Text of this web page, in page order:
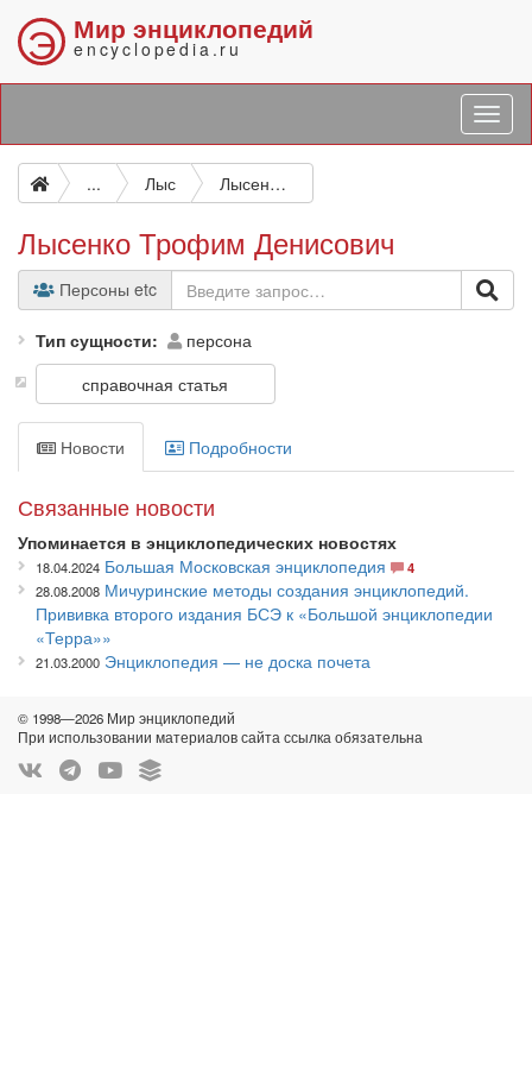
Э Мир энциклопедий
encyclopedia.ru
... Лыс Лысенко Трофим Денисович
Лысенко Трофим Денисович
Персоны etc
Тип сущности
персона
справочная статья
Новости Подробности
Связанные новости
Упоминается в энциклопедических новостях
18.04.2024 Большая Московская энциклопедия
4
28.08.2008 Мичуринские методы создания энциклопедий.
Прививка второго издания БСЭ к «Большой энциклопедии
«Терра»»
21.03.2000 Энциклопедия — не доска почета
© 1998—2026 Мир энциклопедий
При использовании материалов сайта ссылка обязательна